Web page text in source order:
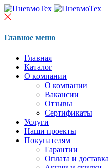
Главное меню
Главная
Каталог
О компании
О компании
Вакансии
Отзывы
Сертификаты
Услуги
Наши проекты
Покупателям
Гарантии
Оплата и доставка